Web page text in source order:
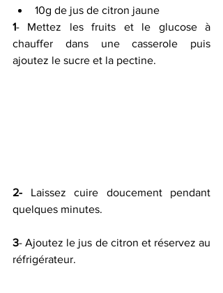
10g de jus de citron jaune
1- Mettez les fruits et le glucose à
chauffer dans une casserole puis
ajoutez le sucre et la pectine.
2- Laissez cuire doucement pendant
quelques minutes.
3- Ajoutez le jus de citron et réservez au
réfrigérateur.